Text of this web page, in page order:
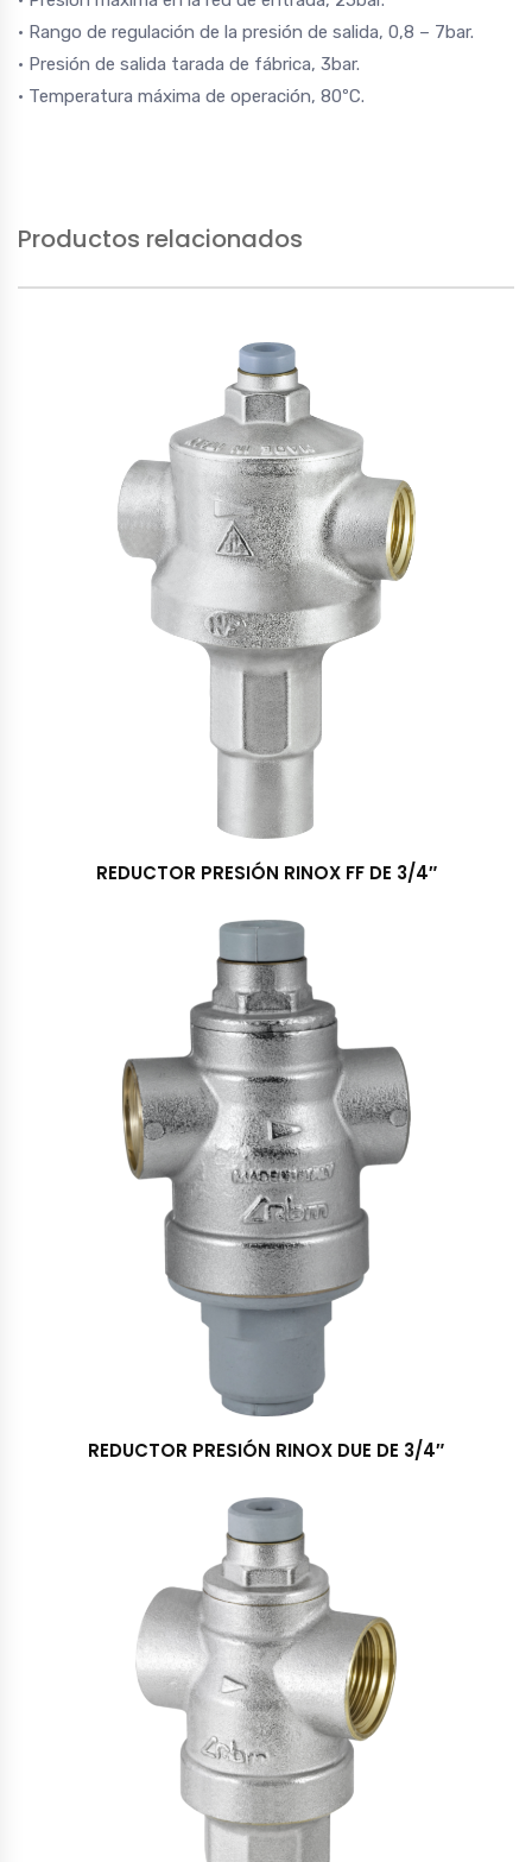
• Rango de regulación de la presión de salida, 0,8 – 7bar.
• Presión de salida tarada de fábrica, 3bar.
• Temperatura máxima de operación, 80ºC.
Productos relacionados
REDUCTOR PRESIÓN RINOX FF DE 3/4″
REDUCTOR PRESIÓN RINOX DUE DE 3/4″